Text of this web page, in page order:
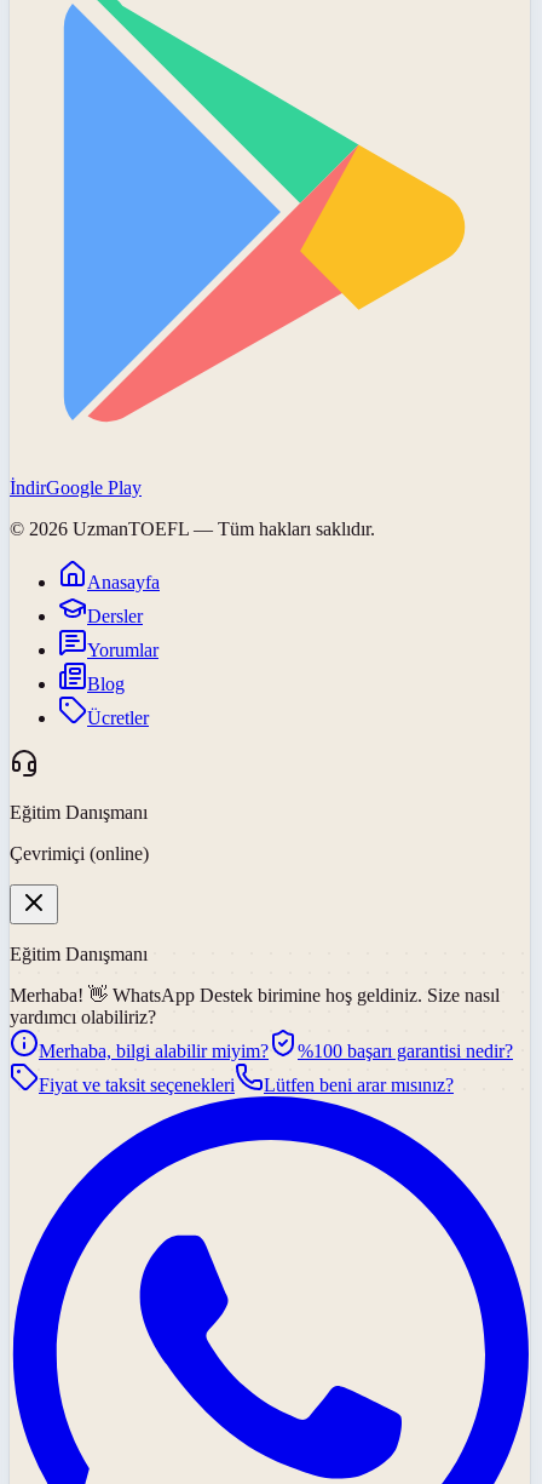
İndirGoogle Play
© 2026 UzmanTOEFL — Tüm hakları saklıdır.
Anasayfa
Dersler
Yorumlar
Blog
Ücretler
Eğitim Danışmanı
Çevrimiçi (online)
Eğitim Danışmanı
Merhaba! 👋 WhatsApp Destek birimine hoş geldiniz. Size nasıl
yardımcı olabiliriz?
Merhaba, bilgi alabilir miyim?
%100 başarı garantisi nedir?
Fiyat ve taksit seçenekleri
Lütfen beni arar mısınız?